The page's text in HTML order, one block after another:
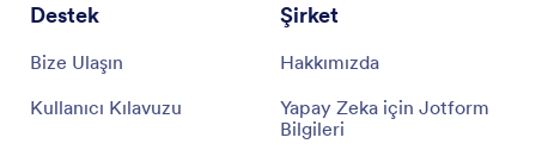
Destek
Bize Ulaşın
Kullanıcı Kılavuzu
Şirket
Hakkımızda
Yapay Zeka için Jotform
Bilgileri